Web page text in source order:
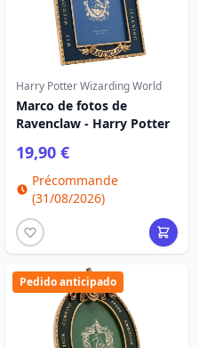
Harry Potter Wizarding World
Marco de fotos de
Ravenclaw - Harry Potter
19,90 €
Précommande
(31/08/2026)
Pedido anticipado